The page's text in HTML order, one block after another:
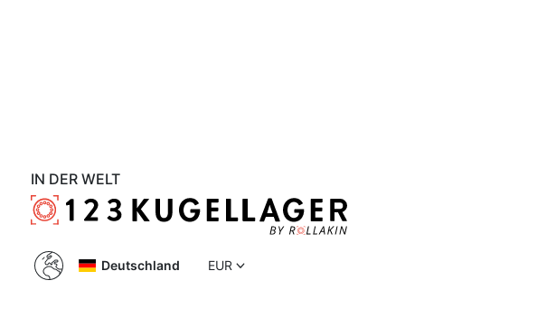
IN DER WELT
Deutschland EUR